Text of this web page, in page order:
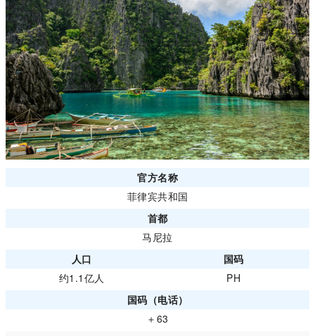
官方名称
菲律宾共和国
首都
马尼拉
人口
国码
约1.1亿人
PH
国码（电话）
＋63